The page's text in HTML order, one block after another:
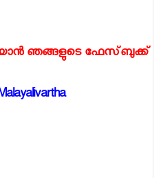
ഞങ്ങളുടെ ഫേസ്‌ബുക്ക്‌